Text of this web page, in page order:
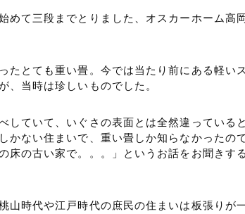
めて三段までとりました、オスカーホーム高
たとても重い畳。今では当たり前にある軽い
、当時は珍しいものでした。
していて、いぐさの表面とは全然違っている
かない住まいで、重い畳しか知らなかったの
床の古い家で。。。」というお話をお聞きす
山時代や江戸時代の庶民の住まいは板張りが